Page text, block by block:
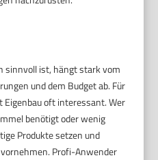
sinnvoll ist, hängt stark vom
und dem Budget ab. Für
oft interessant. Wer
benötigt oder wenig
Produkte setzen und
Profi-Anwender